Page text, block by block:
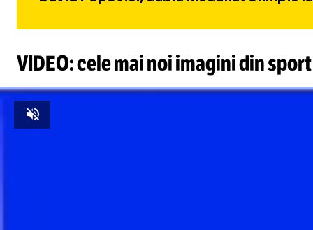
VIDEO: cele mai noi imagini din sport
Unmute